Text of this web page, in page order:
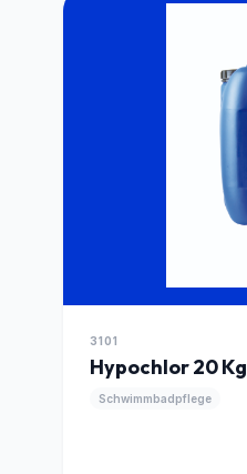
3101
Hypochlor 20 Kg
Schwimmbadpflege